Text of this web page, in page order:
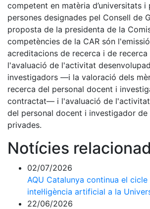
competent en matèria d’universitats i
persones designades pel Consell de
proposta de la presidenta de la
competències de la CAR són
acreditacions de recerca i de recerca
l'avaluació de l'activitat
investigadors —i la valoració dels
recerca del personal docent i
contractat— i l'avaluació de
del personal docent i investigador de
privades.
Notícies
02/07/2026
AQU Catalunya continua el cicle
intel·ligència artificial a la
22/06/2026